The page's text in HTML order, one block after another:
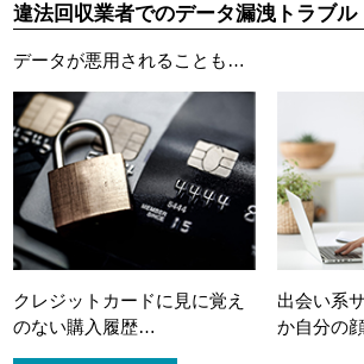
違法回収業者でのデータ漏洩トラブル
データが悪用されることも…
クレジットカードに 見に覚え
のない購入履歴…
出会い系
か自分の